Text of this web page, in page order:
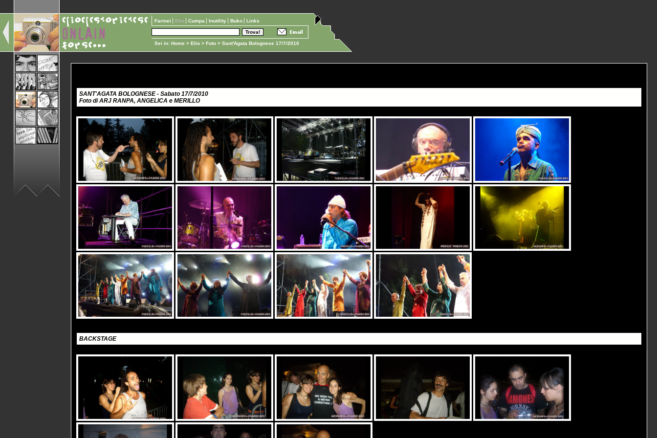
Sei in: Home > Elio > Foto > Sant'Agata Bolognese 17/7/2010
Farinei Elio Cumpa Inutility Buko Links
SANT'AGATA BOLOGNESE - Sabato 17/7/2010
Foto di ARJ RANPA, ANGELICA e MERILLO
BACKSTAGE